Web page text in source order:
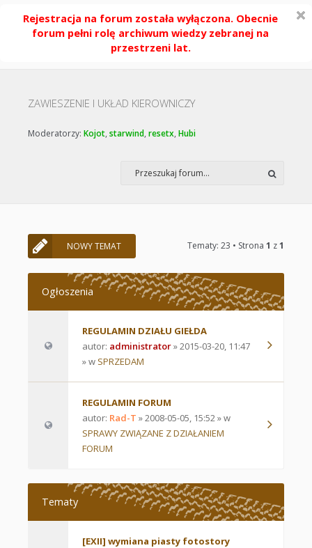
Rejestracja na forum została wyłączona. Obecnie
forum pełni rolę archiwum wiedzy zebranej na
przestrzeni lat.
ZAWIESZENIE I UKŁAD KIEROWNICZY
Moderatorzy: Kojot, starwind, resetx, Hubi
NOWY TEMAT Tematy: 23 • Strona 1 z1
Ogłoszenia
REGULAMIN DZIAŁU GIEŁDA
autor: administrator» 2015-03-20, 11:47
» w SPRZEDAM
REGULAMIN FORUM
autor: Rad-T » 2008-05-05, 15:52 » w
SPRAWY ZWIĄZANE Z DZIAŁANIEM
FORUM
Tematy
[EXII] wymiana piasty fotostory